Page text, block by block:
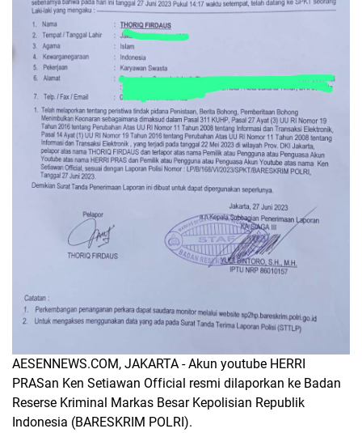
AESENNEWS.COM, JAKARTA - Akun youtube HERRI
PRASan Ken Setiawan Official resmi dilaporkan ke Badan
Reserse Kriminal Markas Besar Kepolisian Republik
Indonesia (BARESKRIM POLRI).